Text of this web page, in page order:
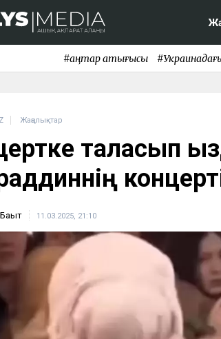
#қаңтар қақтығысы
Жаңалықтар
таласып
11.03.2025, 21:10